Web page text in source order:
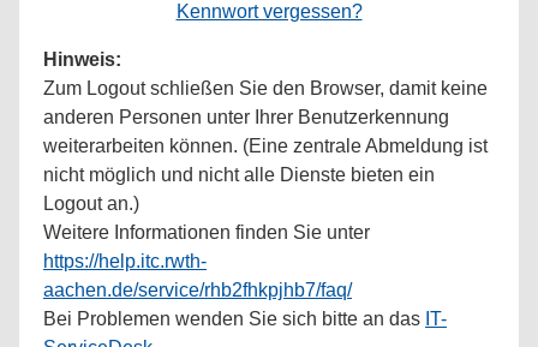
Kennwort vergessen?
Hinweis:
Zum Logout schließen Sie den Browser, damit keine
anderen Personen unter Ihrer Benutzerkennung
weiterarbeiten können. (Eine zentrale Abmeldung ist
nicht möglich und nicht alle Dienste bieten ein
Logout an.)
Weitere Informationen finden Sie unter
https://help.itc.rwth-
aachen.de/service/rhb2fhkpjhb7/faq/
Bei Problemen wenden Sie sich bitte an das IT-